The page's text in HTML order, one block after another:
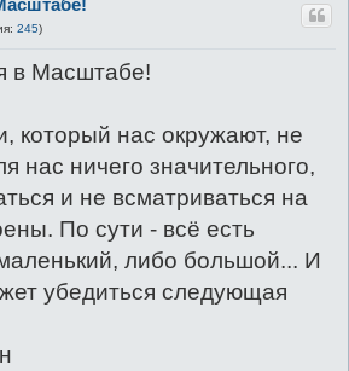
245)
в Масштабе!
который нас окружают, не
нас ничего значительного,
и не всматриваться на
По сути - всё есть
либо большой... И
убедиться следующая